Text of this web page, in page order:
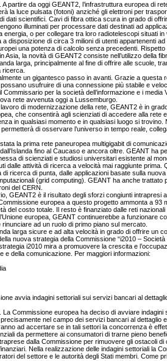
partire da oggi GEANT2, l’infrastruttura europea di
la luce pulsata (fotoni) anziché gli elettroni per
dati scientifici. Cavi di fibra ottica scura in grado di
illuminati per processare dati destinati ad
energia, o per collegare tra loro radiotelescopi situati
disposizione di circa 3 milioni di utenti appartenenti
una potenza di calcolo senza precedenti.
Asia, la novità di GEANT2 consiste nell’utilizzo della
larga, principalmente al fine di offrire alle scuole,
ricerca.
un gigantesco passo in avanti. Grazie a questa
usufruire di una connessione più stabile e
Commissario per la società dell’informazione e i media
rete avvenuta oggi a Lussemburgo.
di modernizzazione della rete, GEANT2 è in
che consentirà agli scienziati di accedere alla rete
in qualsiasi momento e in qualsiasi luogo si trovino.
di osservare l’universo in tempo reale,
la prima rete paneuropea multigigabit di
fino al Caucaso e ancora oltre. GEANT ha
di scienziati e studiosi universitari esistente al
dalle attività di ricerca a velocità mai raggiunte prima.
di ricerca di punta, dalle applicazioni basate sulla
(grid computing). GEANT ha anche trattato
del CERN.
GEANT2 è il risultato degli sforzi congiunti intrapresi
europea a questo progetto ammonta a 93
del costo totale. Il resto è finanziato dalle reti nazionali
europea, GEANT continuerebbe a funzionare
ad un ruolo di primo piano sul mercato.
larga sicure e ad alta velocità in grado di offrire un
nuova strategia della Commissione “i2010 – Società
i2010 mira a promuovere la crescita e
e della comunicazione. Per maggiori informazioni:
avvia indagini settoriali sui servizi bancari al
La Commissione europea ha deciso di avviare indagini
precisamente nel campo dei servizi bancari al dettaglio
ad accertare se in tali settori la concorrenza è
da permettere ai consumatori di trarne pieno
dalla Commissione per rimuovere gli ostacoli
Nella realizzazione delle indagini settoriali la
del settore e le autorità degli Stati membri. Come